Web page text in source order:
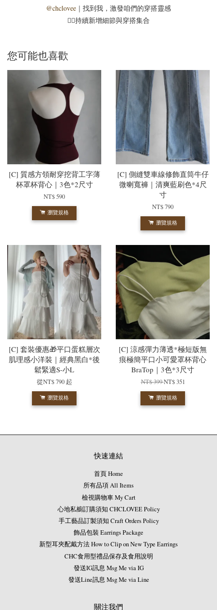
@chclovee ｜找到我，激發咱們的穿搭靈感
☝🏻持續新增細節與穿搭集合
您可能也喜歡
[C] 質感方領耐穿挖背工字薄
杯罩杯背心｜3色*2尺寸
NT$ 590
瀏覽規格
[C] 側縫雙車線修飾直筒牛仔
微喇寬褲｜清爽藍刷色*4尺
寸
NT$ 790
瀏覽規格
[C] 套裝優惠🎁平口蛋糕層次
肌理感小洋裝｜經典黑白*後
鬆緊適S-小L
從NT$ 790 起
瀏覽規格
[C] 涼感彈力薄透*極短版無
痕極簡平口小可愛罩杯背心
BraTop｜3色*3尺寸
NT$ 399NT$ 351
瀏覽規格
快速連結
首頁 Home
所有品項 All Items
檢視購物車 My Cart
心地私櫥訂購須知 CHCLOVEE Policy
手工藝品訂製須知 Craft Orders Policy
飾品包裝 Earrings Package
新型耳夾配戴方法 How to Clip on New Type Earrings
CHC食用型禮品保存及食用說明
發送IG訊息 Msg Me via IG
發送Line訊息 Msg Me via Line
關注我們